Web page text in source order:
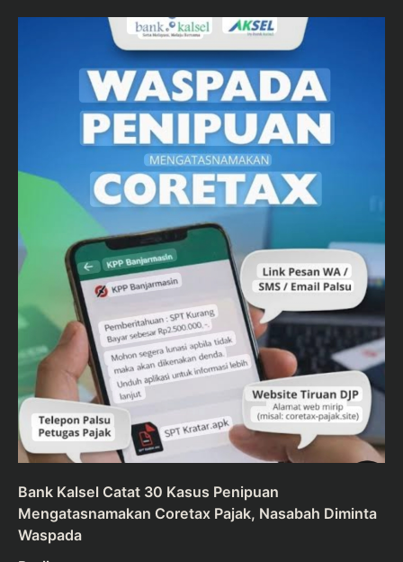
Bank Kalsel Catat 30 Kasus Penipuan
Mengatasnamakan Coretax Pajak, Nasabah Diminta
Waspada